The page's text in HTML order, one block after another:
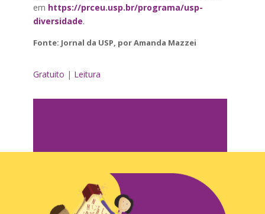
em https://prceu.usp.br/programa/usp-
diversidade.
Fonte: Jornal da USP, por Amanda Mazzei
Gratuito | Leitura